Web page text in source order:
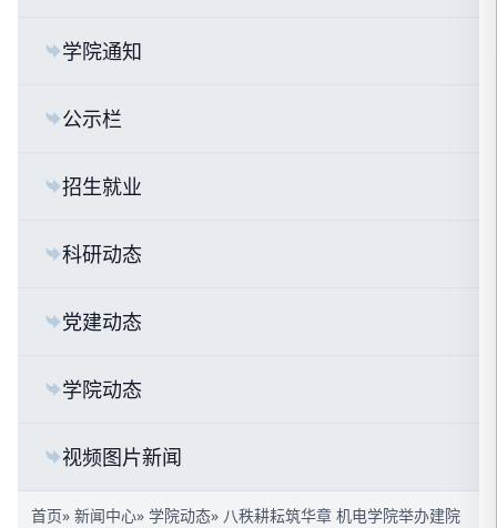
学院通知
公示栏
招生就业
科研动态
党建动态
学院动态
视频图片新闻
首页» 新闻中心» 学院动态» 八秩耕耘筑华章 机电学院举办建院